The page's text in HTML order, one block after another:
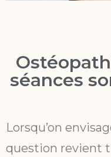
séances
Lorsqu’on
question revient